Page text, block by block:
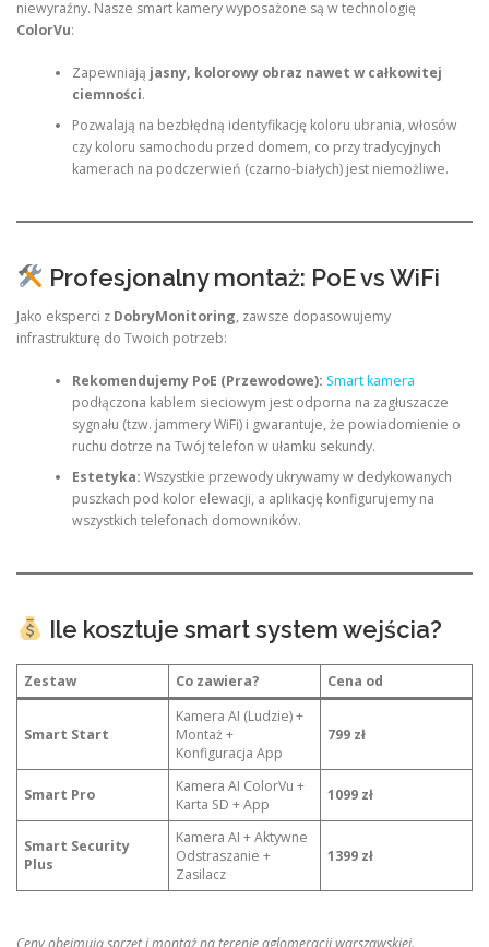
niewyraźny. Nasze smart kamery wyposażone są w technologię
ColorVu:
Zapewniają jasny, kolorowy obraz nawet w całkowitej
ciemności.
Pozwalają na bezbłędną identyfikację koloru ubrania, włosów
czy koloru samochodu przed domem, co przy tradycyjnych
kamerach na podczerwień (czarno-białych) jest niemożliwe.
Profesjonalny montaż: PoE vs WiFi
Jako eksperci z DobryMonitoring, zawsze dopasowujemy
infrastrukturę do Twoich potrzeb:
Rekomendujemy PoE (Przewodowe): Smart kamera
podłączona kablem sieciowym jest odporna na zagłuszacze
sygnału (tzw. jammery WiFi) i gwarantuje, że powiadomienie o
ruchu dotrze na Twój telefon w ułamku sekundy.
Estetyka: Wszystkie przewody ukrywamy w dedykowanych
puszkach pod kolor elewacji, a aplikację konfigurujemy na
wszystkich telefonach domowników.
Ile kosztuje smart system wejścia?
Zestaw Co zawiera? Cena od
Smart Start
Kamera AI (Ludzie) +
Montaż +
Konfiguracja App
799 zł
Smart Pro
Kamera AI ColorVu +
Karta SD + App
1099 zł
Smart Security
Plus
Kamera AI + Aktywne
Odstraszanie +
Zasilacz
1399 zł
Ceny obejmują sprzęt i montaż na terenie aglomeracji warszawskiej.